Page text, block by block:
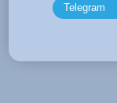
Telegram